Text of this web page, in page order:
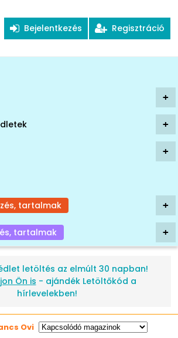
Bejelentkezés Regisztráció
+
+
+
+
tartalmak
+
tartalmak
letöltés az elmúlt 30 napban!
Ön is - ajándék Letöltőkód a
hírlevelekben!
Ovi